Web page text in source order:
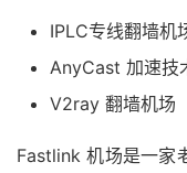
IPLC专线翻墙机
AnyCast 加速技
V2ray 翻墙机场
Fastlink 机场是一家